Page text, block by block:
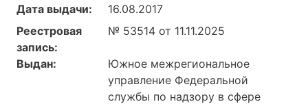
Дата выдачи:
16.08.2017
Реестровая
запись:
№ 53514 от 11.11.2025
Выдан:
Южное межрегиональное
управление Федеральной
службы по надзору в сфере